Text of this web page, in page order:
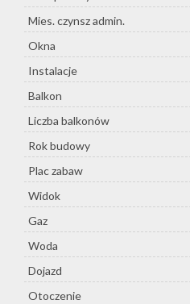
Mies. czynsz admin.
Okna
Instalacje
Balkon
Liczba balkonów
Rok budowy
Plac zabaw
Widok
Gaz
Woda
Dojazd
Otoczenie